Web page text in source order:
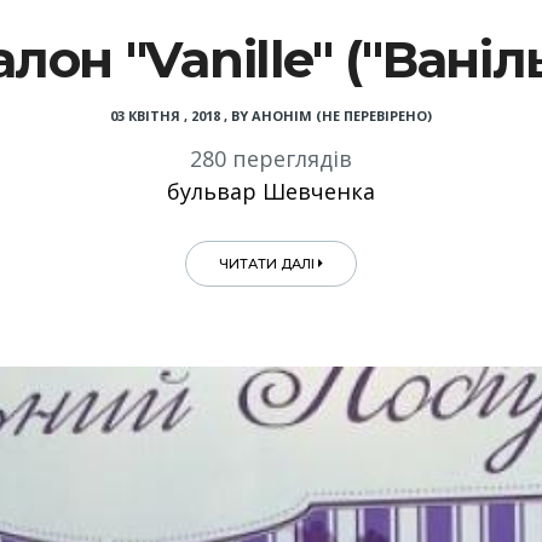
"Vanille"
03 КВІТНЯ , 2018 , BY АНОНІМ (НЕ ПЕРЕВІРЕНО)
280 переглядів
бульвар Шевченка
ЧИТАТИ ДАЛІ